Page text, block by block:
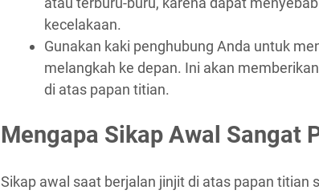
kecelakaan.
Gunakan kaki penghubung Anda untuk
melangkah ke depan. Ini akan
di atas papan titian.
Mengapa Sikap Awal Sangat
Sikap awal saat berjalan jinjit di atas papan titian